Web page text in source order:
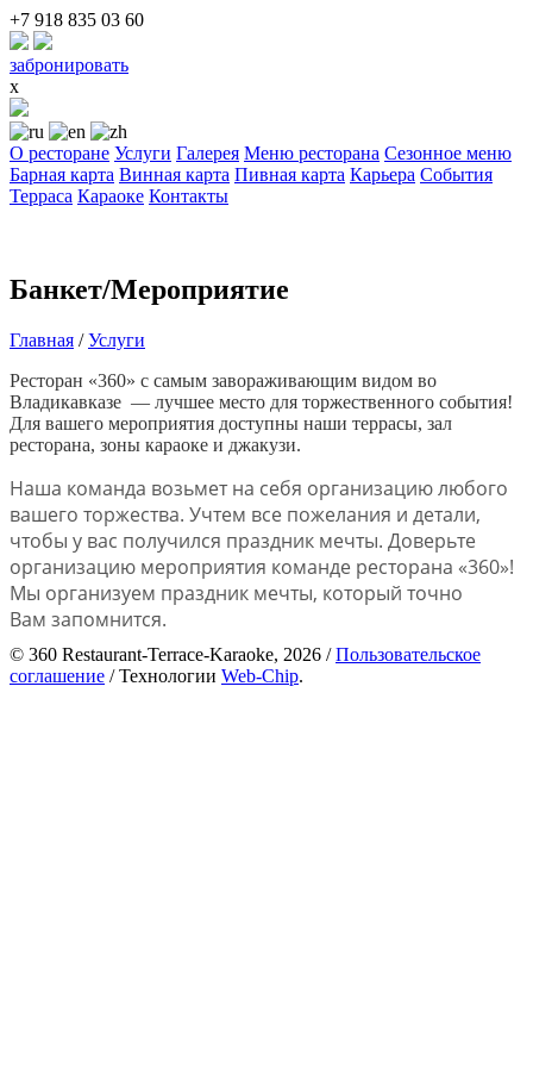
+7 918 835 03 60
забронировать
x
О ресторане Услуги Галерея Меню ресторана Сезонное меню
Барная карта Винная карта Пивная карта Карьера События
Терраса Караоке Контакты
Банкет/Мероприятие
Главная /Услуги
Ресторан «360» с самым завораживающим видом во
Владикавказе — лучшее место для торжественного события!
Для вашего мероприятия доступны наши террасы, зал
ресторана, зоны караоке и джакузи.
Наша команда возьмет на себя организацию любого
вашего торжества. Учтем все пожелания и детали,
чтобы у вас получился праздник мечты. Доверьте
организацию мероприятия команде ресторана «360»!
Мы организуем праздник мечты, который точно
Вам запомнится.
© 360 Restaurant-Terrace-Karaoke, 2026 /Пользовательское
соглашение / Технологии Web-Chip.